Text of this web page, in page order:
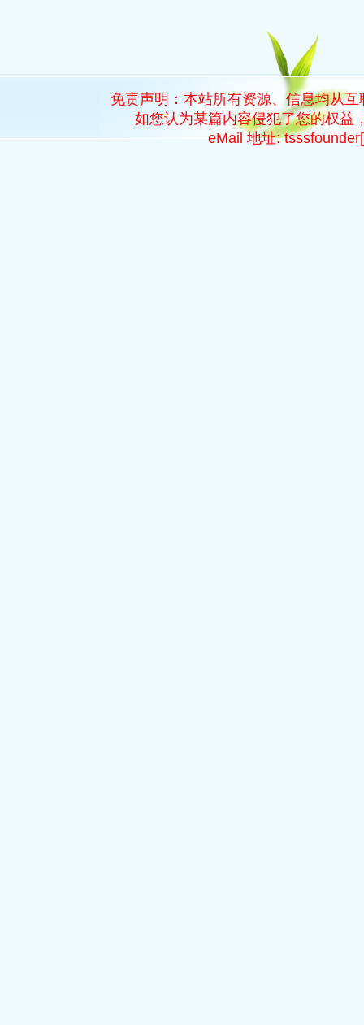
免责声明：本站所有资源、信息均从
如您认为某篇内容侵犯了您的权益
eMail 地址: